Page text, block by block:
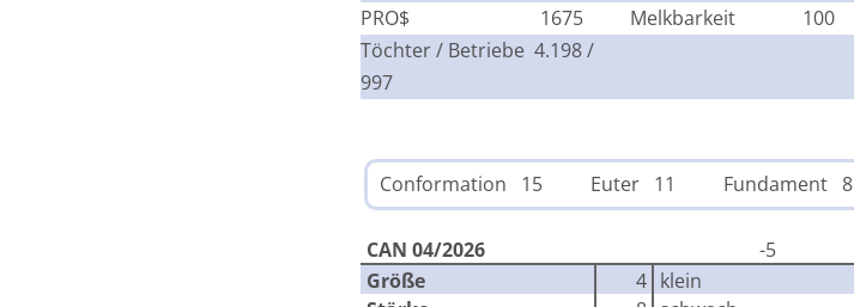
PRO$
1675 Melkbarkeit
100
Töchter / Betriebe 4.198 /
997
Conformation 15 Euter 11 Fundament 8
CAN 04/2026 -5
Größe
4 klein